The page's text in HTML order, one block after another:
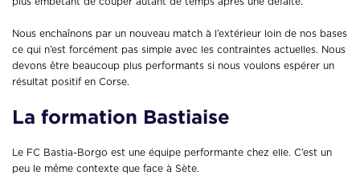
Nous enchaînons par un nouveau match à l’extérieur loin de nos bases
ce qui n’est forcément pas simple avec les contraintes actuelles. Nous
devons être beaucoup plus performants si nous voulons espérer un
résultat positif en Corse.
La formation Bastiaise
Le FC Bastia-Borgo est une équipe performante chez elle. C’est un
peu le même contexte que face à Sète.